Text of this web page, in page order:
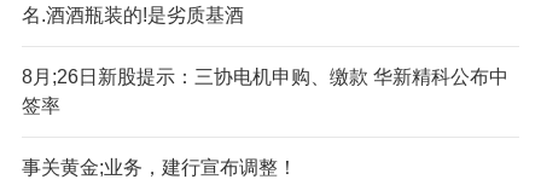
名.酒酒瓶装的!是劣质基酒
8月;26日新股提示：三协电机申购、缴款 华新精科公布中
签率
事关黄金;业务，建行宣布调整！